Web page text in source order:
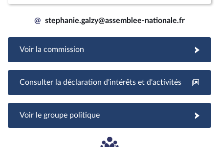
@ stephanie.galzy@assemblee-nationale.fr
Voir la commission
Consulter la déclaration d'intérêts et d'activités
Voir le groupe politique